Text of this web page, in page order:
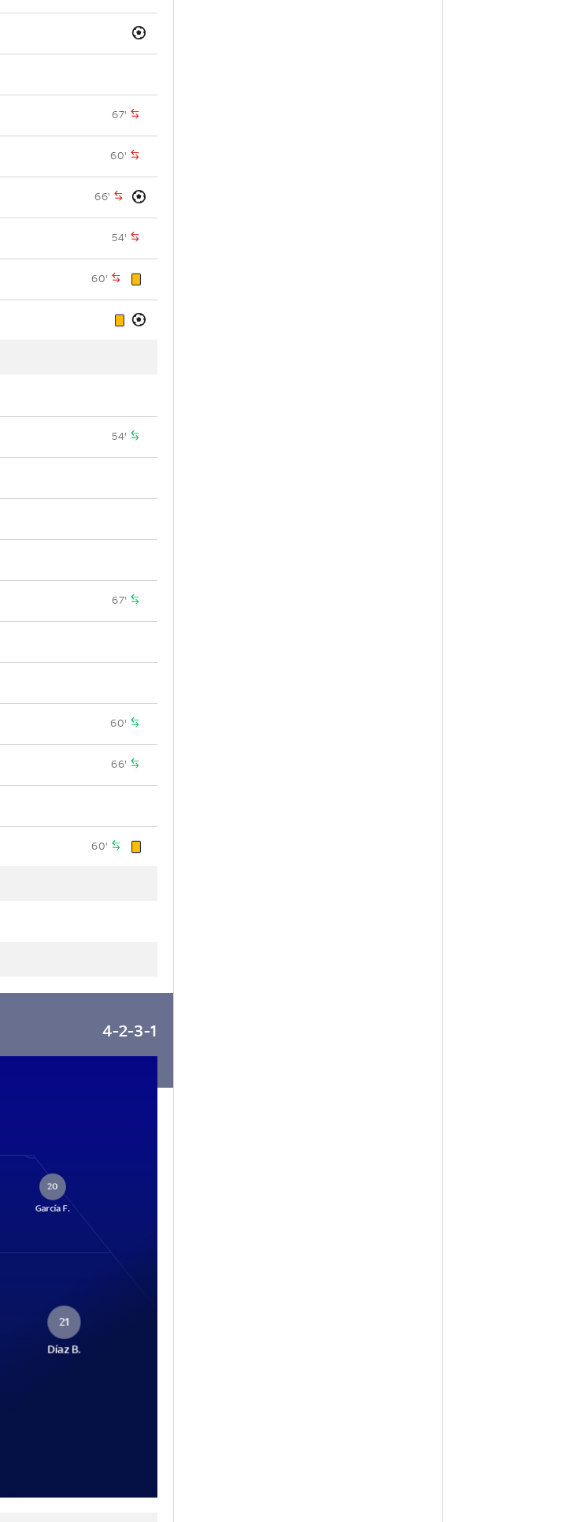
67'
60'
66'
54'
60'
54'
67'
60'
66'
60'
4-2-3-1
20
García F.
21
Díaz B.